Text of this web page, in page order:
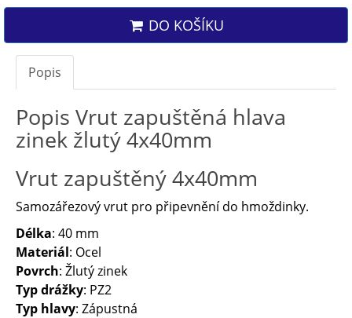
DO KOŠÍKU
Popis
Popis Vrut zapuštěná hlava
zinek žlutý 4x40mm
Vrut zapuštěný 4x40mm
Samozářezový vrut pro připevnění do hmoždinky.
Délka: 40 mm
Materiál: Ocel
Povrch: Žlutý zinek
Typ drážky: PZ2
Typ hlavy: Zápustná